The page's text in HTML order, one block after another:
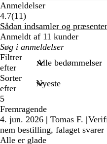
Anmeldelser
4.7(1111
anmeldelser
)
Sådan indsamler og
Anmeldt af 11 kunder
Min
søgetekst
Filtrer
efter
Sorter
efter
5
Fremragende
4. jun. 2026 | Tomas F. |
nem bestilling, falaget
Alle er glade